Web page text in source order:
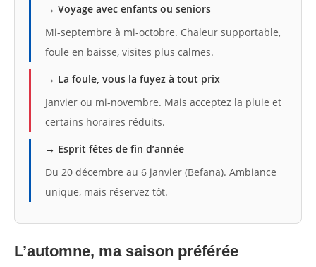
→ Voyage avec enfants ou seniors
Mi-septembre à mi-octobre. Chaleur supportable,
foule en baisse, visites plus calmes.
→ La foule, vous la fuyez à tout prix
Janvier ou mi-novembre. Mais acceptez la pluie et
certains horaires réduits.
→ Esprit fêtes de fin d’année
Du 20 décembre au 6 janvier (Befana). Ambiance
unique, mais réservez tôt.
L’automne, ma saison préférée